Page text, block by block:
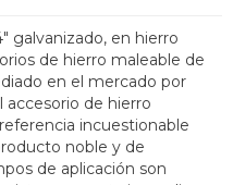
galvanizado, en hierro
de hierro maleable de
en el mercado por
accesorio de hierro
incuestionable
noble y de
de aplicación son